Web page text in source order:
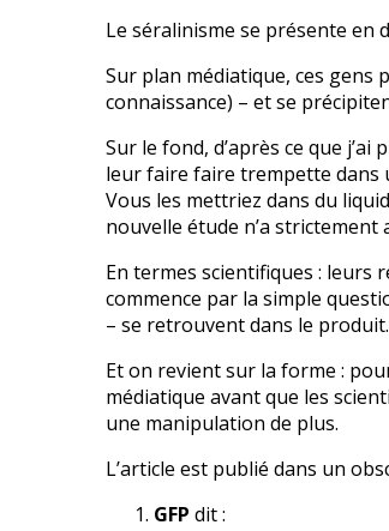
Le séralinisme se présente en
Sur plan médiatique, ces gens
connaissance) – et se
Sur le fond, d’après ce que
leur faire faire trempette dans
Vous les mettriez dans du
nouvelle étude n’a strictement
En termes scientifiques : leurs
commence par la simple
– se retrouvent dans le produit.
Et on revient sur la forme :
médiatique avant que les
une manipulation de plus.
L’article est publié dans un
GFP dit :